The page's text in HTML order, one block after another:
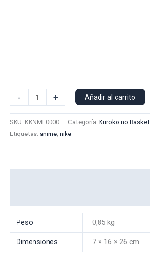
-
Manga
+ Añadir al carrito
SKU: KKNML0000 Categoría: Kuroko no Basket
Etiquetas: anime, nike
Peso 0,85 kg
Dimensiones 7 × 16 × 26 cm